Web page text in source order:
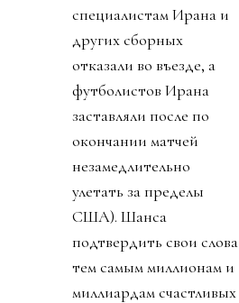
специалистам Ирана и
других сборных
отказали во въезде, а
футболистов Ирана
заставляли после по
окончании матчей
незамедлительно
улетать за пределы
США). Шанса
подтвердить свои слова
тем самым миллионам и
миллиардам счастливых